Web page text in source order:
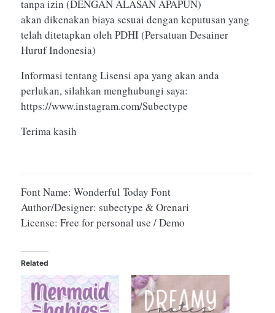
tanpa izin (DENGAN ALASAN APAPUN)
akan dikenakan biaya sesuai dengan keputusan yang
telah ditetapkan oleh PDHI (Persatuan Desainer
Huruf Indonesia)
Informasi tentang Lisensi apa yang akan anda
perlukan, silahkan menghubungi saya:
https://www.instagram.com/Subectype
Terima kasih
Font Name: Wonderful Today Font
Author/Designer: subectype & Orenari
License: Free for personal use / Demo
Related